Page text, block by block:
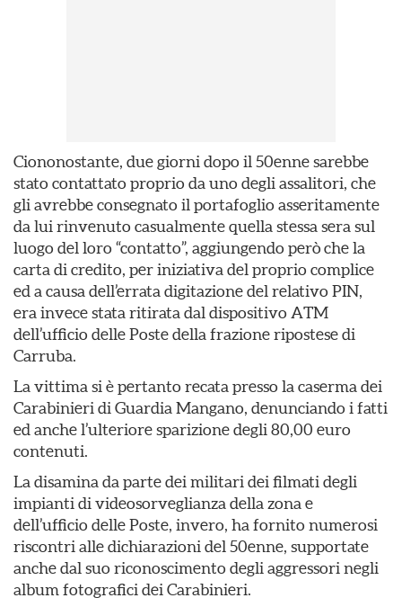
Ciononostante, due giorni dopo il 50enne sarebbe
stato contattato proprio da uno degli assalitori, che
gli avrebbe consegnato il portafoglio asseritamente
da lui rinvenuto casualmente quella stessa sera sul
luogo del loro “contatto”, aggiungendo però che la
carta di credito, per iniziativa del proprio complice
ed a causa dell’errata digitazione del relativo PIN,
era invece stata ritirata dal dispositivo ATM
dell’ufficio delle Poste della frazione ripostese di
Carruba.
La vittima si è pertanto recata presso la caserma dei
Carabinieri di Guardia Mangano, denunciando i fatti
ed anche l’ulteriore sparizione degli 80,00 euro
contenuti.
La disamina da parte dei militari dei filmati degli
impianti di videosorveglianza della zona e
dell’ufficio delle Poste, invero, ha fornito numerosi
riscontri alle dichiarazioni del 50enne, supportate
anche dal suo riconoscimento degli aggressori negli
album fotografici dei Carabinieri.